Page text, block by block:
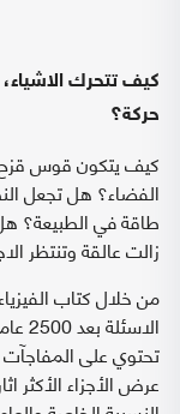
كيف تتحرك
حركة؟
كيف يتكون قوس
الفضاء؟ هل تجعل
طاقة في الطبيعة؟ هل
زالت عالقة وتنتظر
من خلال كتاب
تحتوي على
عرض الأجزاء الأكثر